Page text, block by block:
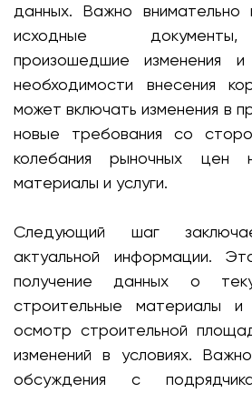
данных. Важно внимательно
исходные
произошедшие изменения и
необходимости внесения
может включать изменения в
новые требования со
колебания рыночных цен
материалы и услуги.
Следующий шаг
актуальной информации.
получение данных о
строительные материалы
осмотр строительной
изменений в условиях.
обсуждения с